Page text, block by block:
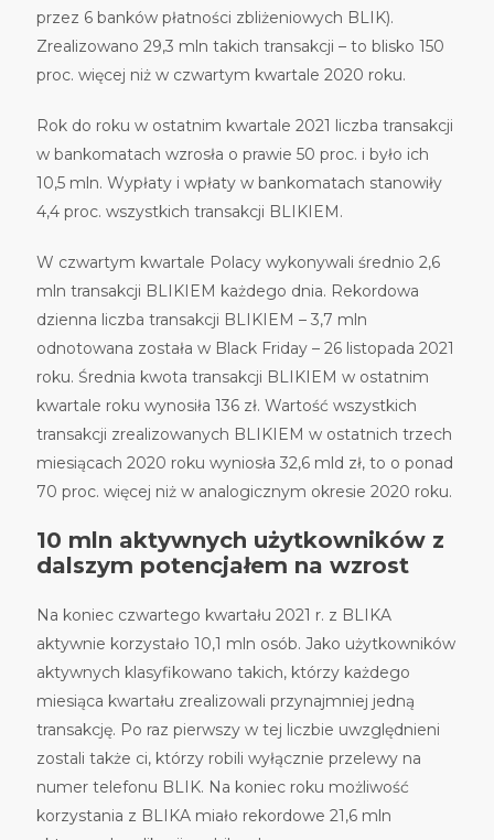
przez 6 banków płatności zbliżeniowych BLIK).
Zrealizowano 29,3 mln takich transakcji – to blisko 150
proc. więcej niż w czwartym kwartale 2020 roku.
Rok do roku w ostatnim kwartale 2021 liczba transakcji
w bankomatach wzrosła o prawie 50 proc. i było ich
10,5 mln. Wypłaty i wpłaty w bankomatach stanowiły
4,4 proc. wszystkich transakcji BLIKIEM.
W czwartym kwartale Polacy wykonywali średnio 2,6
mln transakcji BLIKIEM każdego dnia. Rekordowa
dzienna liczba transakcji BLIKIEM – 3,7 mln
odnotowana została w Black Friday – 26 listopada 2021
roku. Średnia kwota transakcji BLIKIEM w ostatnim
kwartale roku wynosiła 136 zł. Wartość wszystkich
transakcji zrealizowanych BLIKIEM w ostatnich trzech
miesiącach 2020 roku wyniosła 32,6 mld zł, to o ponad
70 proc. więcej niż w analogicznym okresie 2020 roku.
10 mln aktywnych użytkowników z
dalszym potencjałem na wzrost
Na koniec czwartego kwartału 2021 r. z BLIKA
aktywnie korzystało 10,1 mln osób. Jako użytkowników
aktywnych klasyfikowano takich, którzy każdego
miesiąca kwartału zrealizowali przynajmniej jedną
transakcję. Po raz pierwszy w tej liczbie uwzględnieni
zostali także ci, którzy robili wyłącznie przelewy na
numer telefonu BLIK. Na koniec roku możliwość
korzystania z BLIKA miało rekordowe 21,6 mln